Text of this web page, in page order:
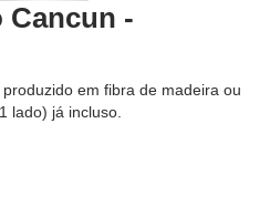
Cancun -
em fibra de madeira ou
lado) já incluso.